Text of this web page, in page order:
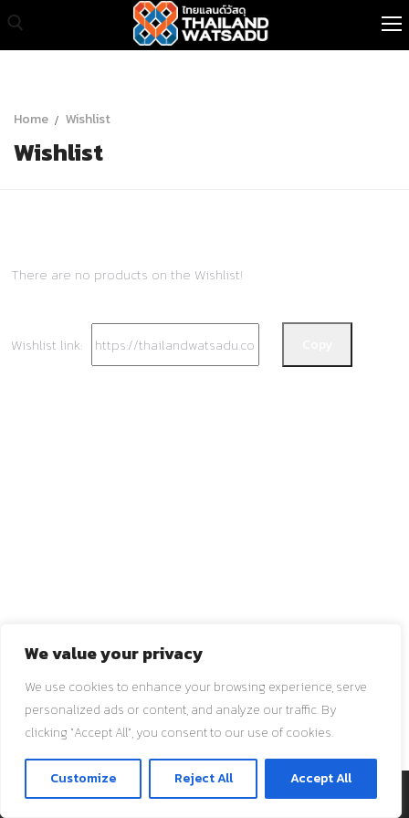
We value your privacy
We use cookies to enhance your browsing experience, serve
personalized ads or content, and analyze our traffic. By
clicking "Accept All", you consent to our use of cookies.
Customize Reject All Accept All
หน้าแรก
สินค้าทั้งหมด
บทความ
Home Wishlist
Wishlist
There are no products on the Wishlist!
Wishlist link:
ติดต่อเรา